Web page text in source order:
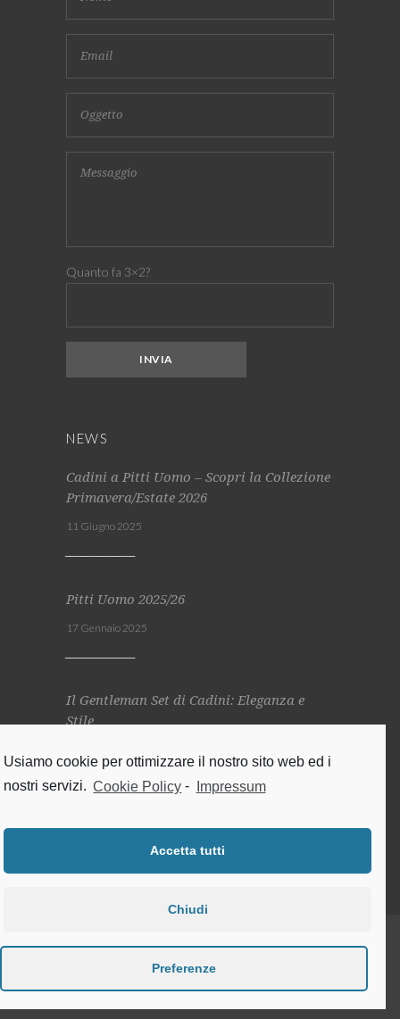
Quanto fa 3×2?
NEWS
Cadini a Pitti Uomo – Scopri la Collezione
Primavera/Estate 2026
11 Giugno 2025
Pitti Uomo 2025/26
17 Gennaio 2025
Il Gentleman Set di Cadini: Eleganza e
Stile
Usiamo cookie per ottimizzare il nostro sito web ed i
nostri servizi. Cookie Policy - Impressum
Accetta tutti
Chiudi
Preferenze